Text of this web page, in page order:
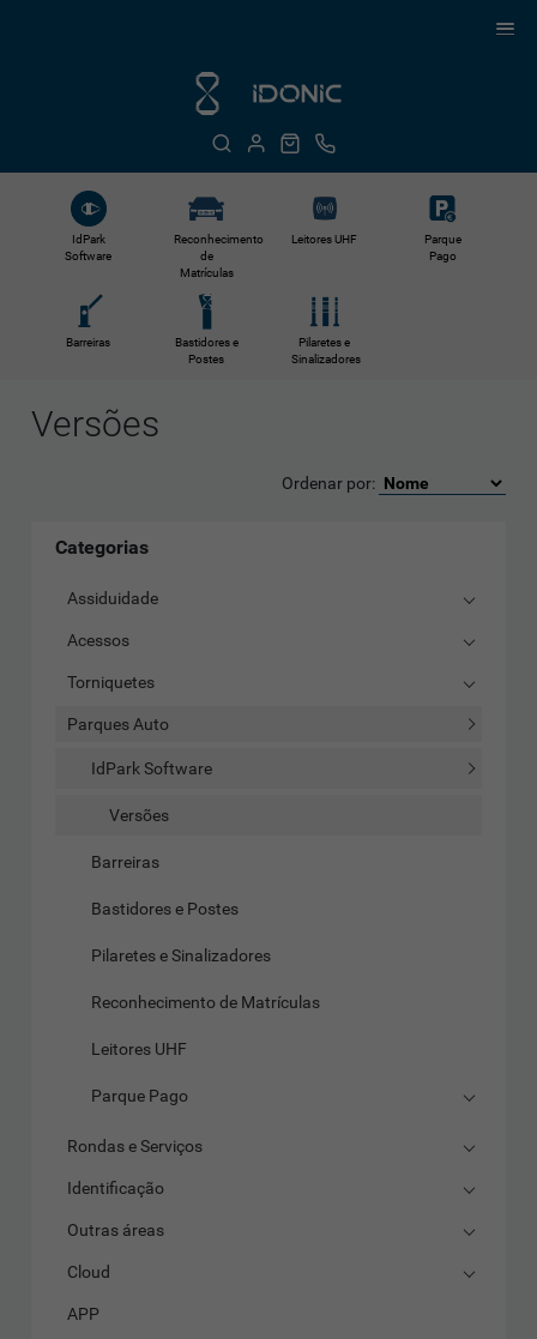
IdPark
Software
Reconhecimento
de
Matrículas
Leitores UHF
Parque
Pago
Barreiras
Bastidores e
Postes
Pilaretes e
Sinalizadores
Versões
Ordenar por:
Categorias
Assiduidade
Acessos
Torniquetes
Parques Auto
IdPark Software
Versões
Barreiras
Bastidores e Postes
Pilaretes e Sinalizadores
Reconhecimento de Matrículas
Leitores UHF
Parque Pago
Rondas e Serviços
Identificação
Outras áreas
Cloud
APP